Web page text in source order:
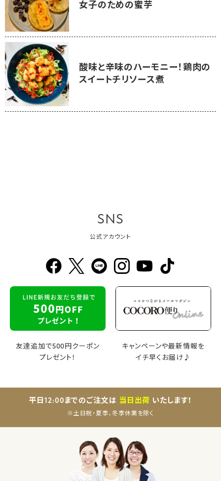
女子のための蜜芋
酸味と辛味のハーモニー！鶏肉の
スイートチリソース煮
SNS
公式アカウント
友達追加で500円クーポン
プレゼント！
キャンペーンや最新情報を
イチ早くお届け♪
平日12:00までのご注文は 当日出荷 いたします！
※土日祝・夏季、冬季休業を除く